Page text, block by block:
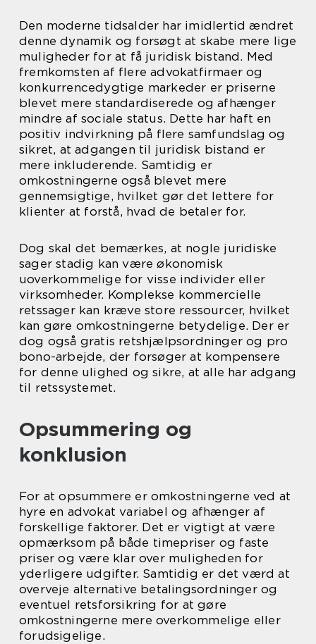
Den moderne tidsalder har imidlertid ændret
denne dynamik og forsøgt at skabe mere lige
muligheder for at få juridisk bistand. Med
fremkomsten af flere advokatfirmaer og
konkurrencedygtige markeder er priserne
blevet mere standardiserede og afhænger
mindre af sociale status. Dette har haft en
positiv indvirkning på flere samfundslag og
sikret, at adgangen til juridisk bistand er
mere inkluderende. Samtidig er
omkostningerne også blevet mere
gennemsigtige, hvilket gør det lettere for
klienter at forstå, hvad de betaler for.
Dog skal det bemærkes, at nogle juridiske
sager stadig kan være økonomisk
uoverkommelige for visse individer eller
virksomheder. Komplekse kommercielle
retssager kan kræve store ressourcer, hvilket
kan gøre omkostningerne betydelige. Der er
dog også gratis retshjælpsordninger og pro
bono-arbejde, der forsøger at kompensere
for denne ulighed og sikre, at alle har adgang
til retssystemet.
Opsummering og
konklusion
For at opsummere er omkostningerne ved at
hyre en advokat variabel og afhænger af
forskellige faktorer. Det er vigtigt at være
opmærksom på både timepriser og faste
priser og være klar over muligheden for
yderligere udgifter. Samtidig er det værd at
overveje alternative betalingsordninger og
eventuel retsforsikring for at gøre
omkostningerne mere overkommelige eller
forudsigelige.